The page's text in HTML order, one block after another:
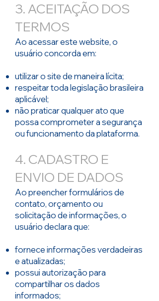
3. ACEITAÇÃO DOS
TERMOS
Ao acessar este website, o
usuário concorda em:
utilizar o site de maneira lícita;
respeitar toda legislação brasileira
aplicável;
não praticar qualquer ato que
possa comprometer a segurança
ou funcionamento da plataforma.
4. CADASTRO E
ENVIO DE DADOS
Ao preencher formulários de
contato, orçamento ou
solicitação de informações, o
usuário declara que:
fornece informações verdadeiras
e atualizadas;
possui autorização para
compartilhar os dados
informados;